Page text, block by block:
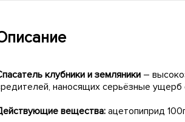
клубники и земляники–
наносящих серьёзные ущерб
вещества: ацетопиприд